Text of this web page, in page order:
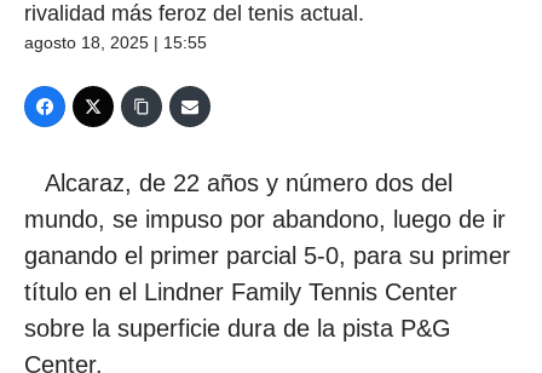
rivalidad más feroz del tenis actual.
agosto 18, 2025 | 15:55
Alcaraz, de 22 años y número dos del
mundo, se impuso por abandono, luego de ir
ganando el primer parcial 5-0, para su primer
título en el Lindner Family Tennis Center
sobre la superficie dura de la pista P&G
Center.